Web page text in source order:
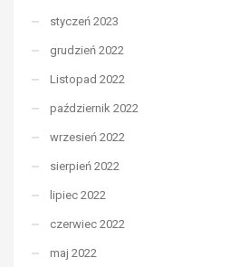
styczeń 2023
grudzień 2022
Listopad 2022
październik 2022
wrzesień 2022
sierpień 2022
lipiec 2022
czerwiec 2022
maj 2022